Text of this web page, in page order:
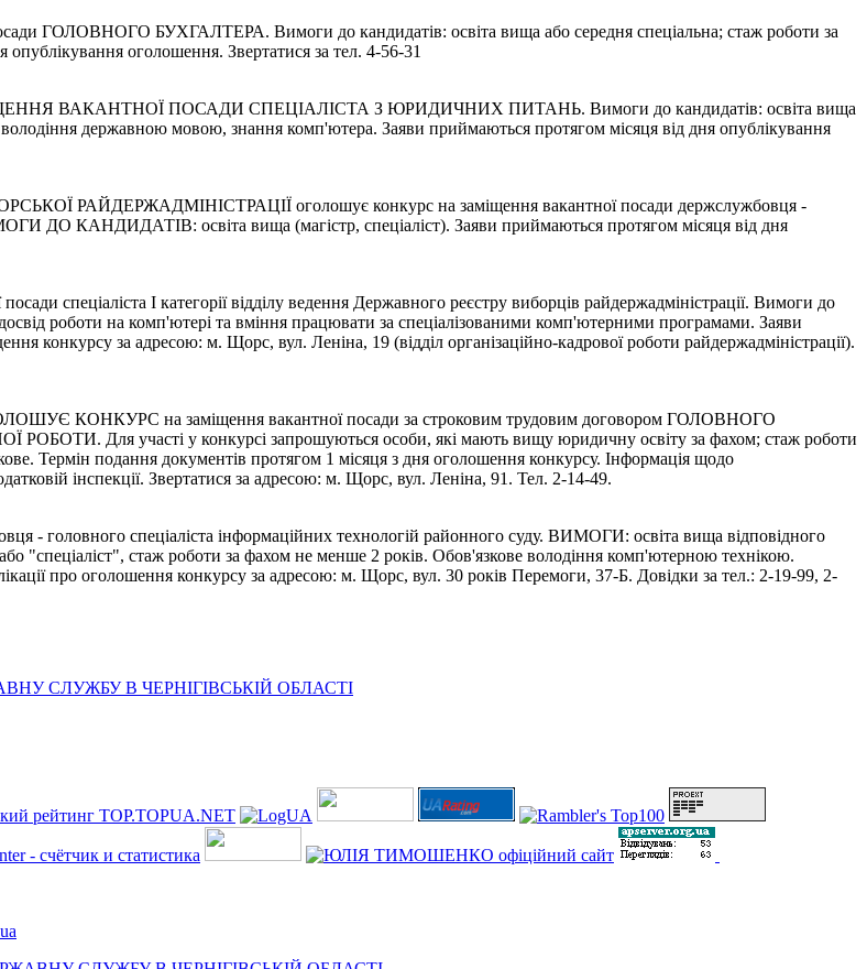
ГОЛОВНОГО БУХГАЛТЕРА. Вимоги до кандидатів: освіта вища або середня спеціальна; стаж роботи за
оголошення. Звертатися за тел. 4-56-31
ВАКАНТНОЇ ПОСАДИ СПЕЦІАЛІСТА З ЮРИДИЧНИХ ПИТАНЬ. Вимоги до кандидатів: освіта вища
державною мовою, знання комп'ютера. Заяви приймаються протягом місяця від дня опублікування
оголошує конкурс на заміщення вакантної посади держслужбовця -
ДО КАНДИДАТІВ: освіта вища (магістр, спеціаліст). Заяви приймаються протягом місяця від дня
спеціаліста І категорії відділу ведення Державного реєстру виборців райдержадміністрації. Вимоги до
роботи на комп'ютері та вміння працювати за спеціалізованими комп'ютерними програмами. Заяви
конкурсу за адресою: м. Щорс, вул. Леніна, 19 (відділ організаційно-кадрової роботи райдержадміністрації).
на заміщення вакантної посади за строковим трудовим договором ГОЛОВНОГО
участі у конкурсі запрошуються особи, які мають вищу юридичну освіту за фахом; стаж роботи
Термін подання документів протягом 1 місяця з дня оголошення конкурсу. Інформація щодо
інспекції. Звертатися за адресою: м. Щорс, вул. Леніна, 91. Тел. 2-14-49.
- головного спеціаліста інформаційних технологій районного суду. ВИМОГИ: освіта вища відповідного
"спеціаліст", стаж роботи за фахом не менше 2 років. Обов'язкове володіння комп'ютерною технікою.
про оголошення конкурсу за адресою: м. Щорс, вул. 30 років Перемоги, 37-Б. Довідки за тел.: 2-19-99, 2-
СЛУЖБУ В ЧЕРНІГІВСЬКІЙ ОБЛАСТІ